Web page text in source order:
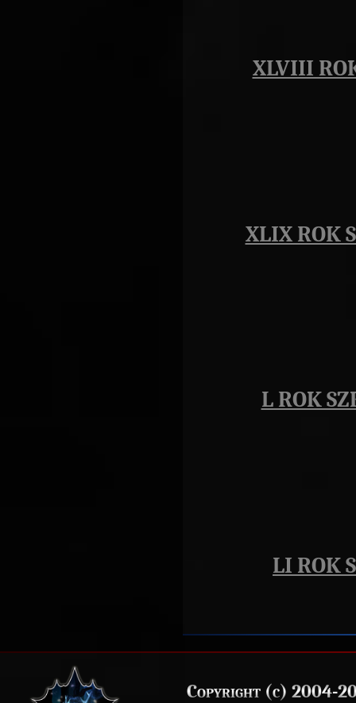
XLVIII
XLIX ROK
L ROK
LI ROK
Copyright (c) 2004-